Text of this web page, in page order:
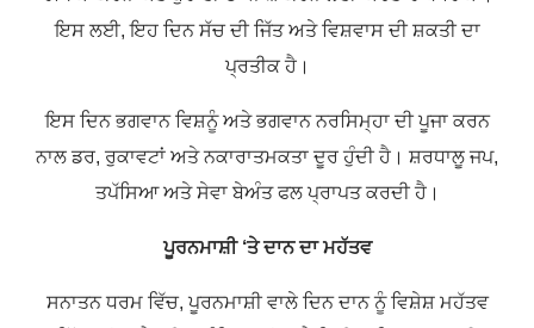
ਇਸ ਲਈ, ਇਹ ਦਿਨ ਸੱਚ ਦੀ ਜਿੱਤ ਅਤੇ ਵਿਸ਼ਵਾਸ ਦੀ ਸ਼ਕਤੀ ਦਾ
ਪ੍ਰਤੀਕ ਹੈ।
ਇਸ ਦਿਨ ਭਗਵਾਨ ਵਿਸ਼ਨੂੰ ਅਤੇ ਭਗਵਾਨ ਨਰਸਿਮ੍ਹਾ ਦੀ ਪੂਜਾ ਕਰਨ
ਨਾਲ ਡਰ, ਰੁਕਾਵਟਾਂ ਅਤੇ ਨਕਾਰਾਤਮਕਤਾ ਦੂਰ ਹੁੰਦੀ ਹੈ। ਸ਼ਰਧਾਲੂ ਜਪ,
ਤਪੱਸਿਆ ਅਤੇ ਸੇਵਾ ਬੇਅੰਤ ਫਲ ਪ੍ਰਾਪਤ ਕਰਦੀ ਹੈ।
ਪੂਰਨਮਾਸ਼ੀ ‘ਤੇ ਦਾਨ ਦਾ ਮਹੱਤਵ
ਸਨਾਤਨ ਧਰਮ ਵਿੱਚ, ਪੂਰਨਮਾਸ਼ੀ ਵਾਲੇ ਦਿਨ ਦਾਨ ਨੂੰ ਵਿਸ਼ੇਸ਼ ਮਹੱਤਵ